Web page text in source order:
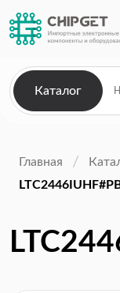
Каталог
Главная